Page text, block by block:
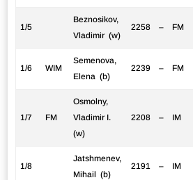
1/5
Beznosikov,
Vladimir (w)
2258 – FM
1/6 WIM
Semenova,
Elena (b)
2239 – FM
1/7 FM
Osmolny,
Vladimir I.
(w)
2208 – IM
1/8
Jatshmenev,
Mihail (b)
2191 – IM